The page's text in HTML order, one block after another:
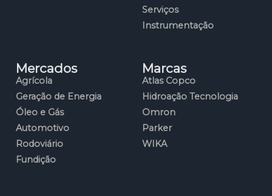
Serviços
Instrumentação
Mercados
Agrícola
Geração de Energia
Óleo e Gás
Automotivo
Rodoviário
Fundição
Marcas
Atlas Copco
Hidroação Tecnologia
Omron
Parker
WIKA